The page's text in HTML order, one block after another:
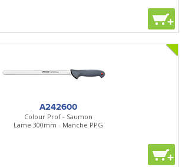
+
A242600
Colour Prof - Saumon
Lame 300mm - Manche PPG
+